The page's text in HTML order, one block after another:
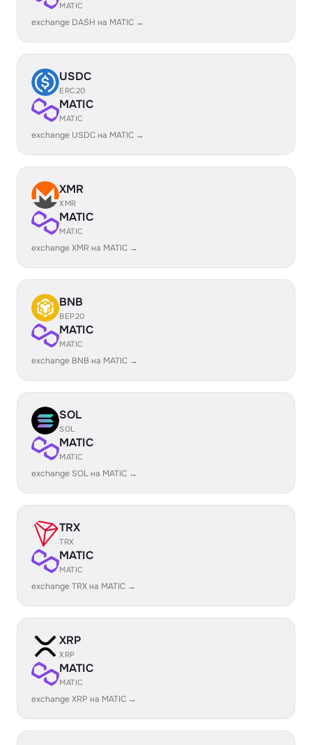
MATIC
exchange DASH на MATIC →
USDC
ERC20
MATIC
MATIC
exchange USDC на MATIC →
XMR
XMR
MATIC
MATIC
exchange XMR на MATIC →
BNB
BEP20
MATIC
MATIC
exchange BNB на MATIC →
SOL
SOL
MATIC
MATIC
exchange SOL на MATIC →
TRX
TRX
MATIC
MATIC
exchange TRX на MATIC →
XRP
XRP
MATIC
MATIC
exchange XRP на MATIC →